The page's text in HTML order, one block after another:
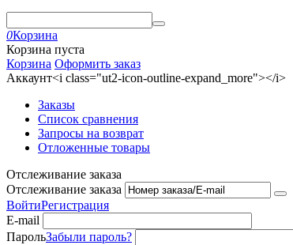
0Корзина
Корзина пуста
Корзина Оформить заказ
Аккаунт<i class="ut2-icon-outline-expand_more"></i>
Заказы
Список сравнения
Запросы на возврат
Отложенные товары
Отслеживание заказа
Отслеживание заказа
ВойтиРегистрация
E-mail
ПарольЗабыли пароль?